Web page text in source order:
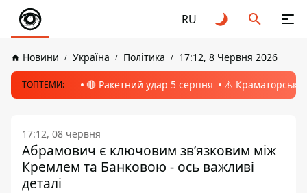
RU
Новини Україна Політика 17:12, 8 Червня 2026
ТОПТЕМИ: 🔴 Ракетний удар 5 серпня ⚠️ Краматорськ,
17:12, 08 червня
Абрамович є ключовим звʼязковим між
Кремлем та Банковою - ось важливі
деталі